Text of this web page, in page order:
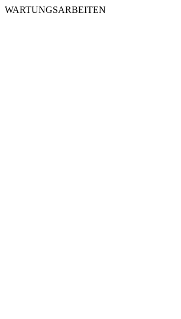
WARTUNGSARBEITEN